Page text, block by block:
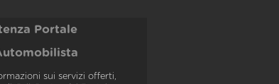
Portale
sui servizi offerti,